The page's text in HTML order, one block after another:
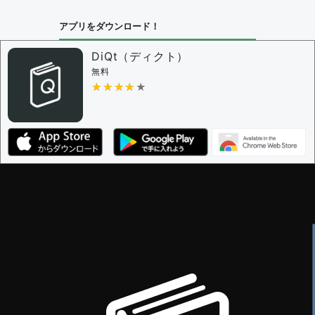
アプリをダウンロード！
DiQt（ディクト）
無料
★★★★★
★★★★★